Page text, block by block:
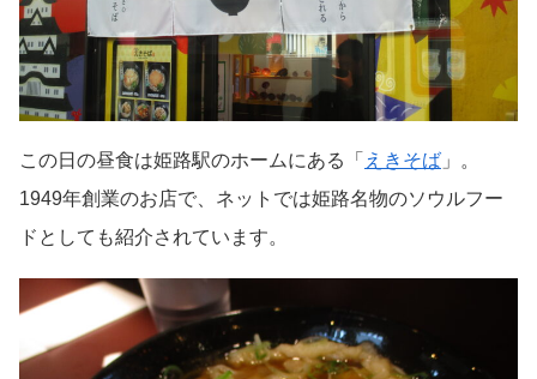
この日の昼食は姫路駅のホームにある「 えきそば 」。
1949年創業のお店で、ネットでは姫路名物のソウルフー
ドとしても紹介されています。